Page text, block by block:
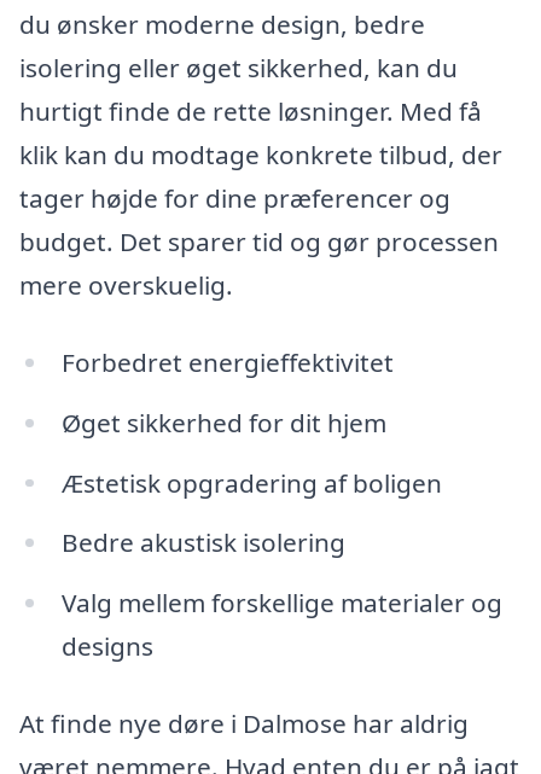
du ønsker moderne design, bedre
isolering eller øget sikkerhed, kan du
hurtigt finde de rette løsninger. Med få
klik kan du modtage konkrete tilbud, der
tager højde for dine præferencer og
budget. Det sparer tid og gør processen
mere overskuelig.
Forbedret energieffektivitet
Øget sikkerhed for dit hjem
Æstetisk opgradering af boligen
Bedre akustisk isolering
Valg mellem forskellige materialer og
designs
At finde nye døre i Dalmose har aldrig
været nemmere. Hvad enten du er på jagt